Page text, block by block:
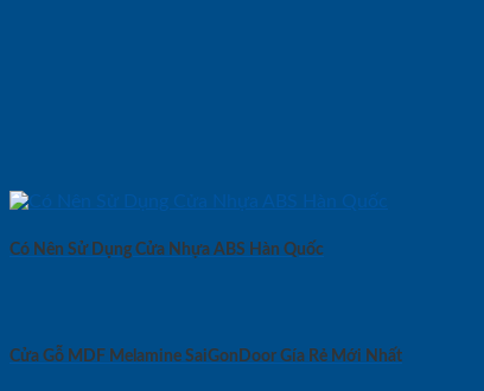
Có Nên Sử Dụng Cửa Nhựa ABS Hàn Quốc
Cửa Gỗ MDF Melamine SaiGonDoor Gía Rẻ Mới Nhất